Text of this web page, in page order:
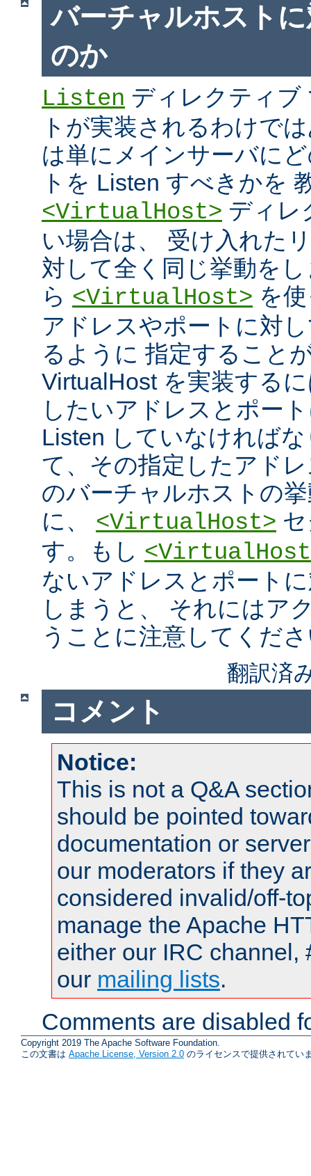
バーチャルホスト
のか
Listen ディレクティブ
トが実装されるわけで
は単にメインサーバに
トを Listen すべきかを
<VirtualHost> ディレ
い場合は、 受け入れた
対して全く同じ挙動を
ら <VirtualHost> を
アドレスやポートに対
るように 指定すること
VirtualHost を実装する
したいアドレスとポー
Listen していなければ
て、その指定したアド
のバーチャルホストの
に、 <VirtualHost>
す。もし
ないアドレスとポート
しまうと、 それにはア
うことに注意してくだ
翻訳済
コメント
Notice:
This is not a Q&A
should be pointed
documentation or
our moderators if they
considered invalid/off-
manage the Apache
either our IRC channel,
our mailing lists.
Comments are disabled
Copyright 2019 The Apache Software Foundation.
この文書は Apache License, Version 2.0 のライセンスで提供されてい